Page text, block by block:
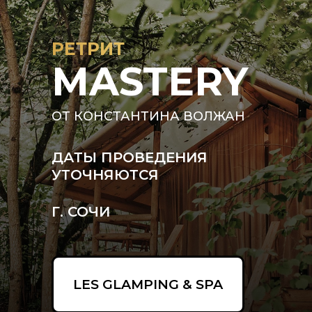
ДАТЫ ПРОВЕДЕНИЯ
УТОЧНЯЮТСЯ
ОТ КОНСТАНТИНА ВОЛЖАН
MASTERY
РЕТРИТ
Г. СОЧИ
LES GLAMPING & SPA
30 МИНУТ ОТ АДЛЕРА,
30 МИНУТ ДО РАЗВЛЕЧЕНИЙ
КРАСНОЙ ПОЛЯНЫ, СОЧИ И
ЧЁРНОГО МОРЯ!